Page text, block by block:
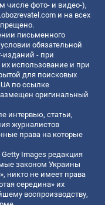
числе фото- и видео-),
и на всех
письменного
обязательной
изданий - при
использование и при
для поисковых
по ссылке
оригинальный
интервью, статьи,
журналистов
права на которые
Images редакция
законом Украины
никто не имеет права
середина» их
воспроизводству,